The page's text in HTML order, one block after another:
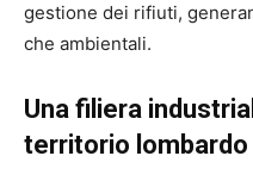
gestione dei rifiuti,
che ambientali.
Una filiera
territorio lombardo